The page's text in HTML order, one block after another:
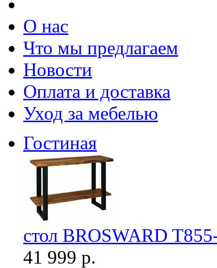
О нас
Что мы предлагаем
Новости
Оплата и доставка
Уход за мебелью
Гостиная
стол BROSWARD
41 999 р.